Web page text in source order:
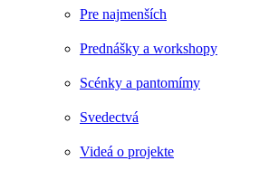
Pre najmenších
Prednášky a workshopy
Scénky a pantomímy
Svedectvá
Videá o projekte